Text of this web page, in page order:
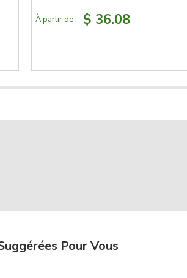
À partir de : $ 36.08
Pour Vous